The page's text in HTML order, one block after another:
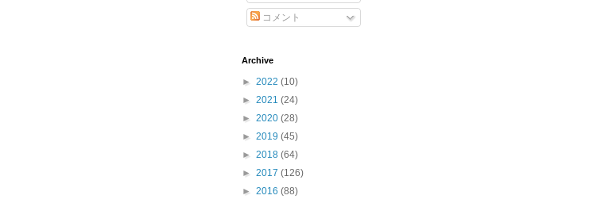
コメント
Archive
► 2022 (10)
► 2021 (24)
► 2020 (28)
► 2019 (45)
► 2018 (64)
► 2017 (126)
► 2016 (88)